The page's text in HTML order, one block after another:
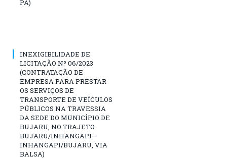
PA)
INEXIGIBILIDADE DE
LICITAÇÃO Nº 06/2023
(CONTRATAÇÃO DE
EMPRESA PARA PRESTAR
OS SERVIÇOS DE
TRANSPORTE DE VEÍCULOS
PÚBLICOS NA TRAVESSIA
DA SEDE DO MUNICÍPIO DE
BUJARU, NO TRAJETO
BUJARU/INHANGAPI–
INHANGAPI/BUJARU, VIA
BALSA)